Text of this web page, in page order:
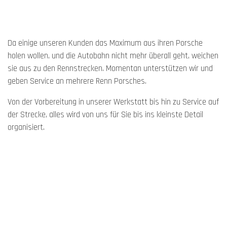
Da einige unseren Kunden das Maximum aus ihren Porsche
holen wollen, und die Autobahn nicht mehr überall geht, weichen
sie aus zu den Rennstrecken. Momentan unterstützen wir und
geben Service an mehrere Renn Porsches.
Von der Vorbereitung in unserer Werkstatt bis hin zu Service auf
der Strecke, alles wird von uns für Sie bis ins kleinste Detail
organisiert.